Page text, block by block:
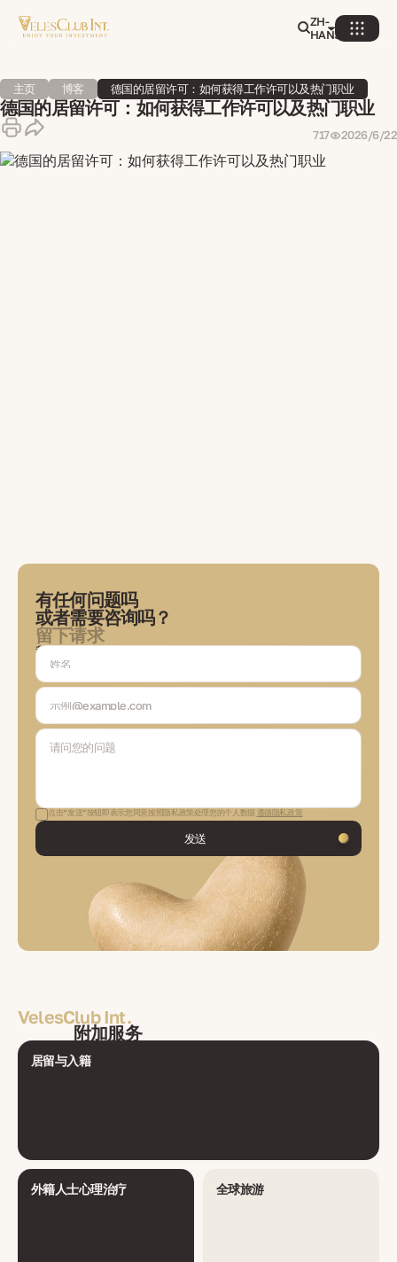
ZH-
HANS
主页 博客 德国的居留许可：如何获得工作许可以及热门职业
德国的居留许可：如何获得工作许可以及热门职业
717 2026/6/22
有任何问题吗
或者需要咨询吗？
留下请求
我们的专家将与您联系，讨论任务、选择解决方案，并在交易的各
个阶段与您保持联系。
点击“发送”按钮即表示您同意按照隐私政策处理您的个人数据 遵循隐私政策
发送
VelesClub Int.
附加服务
居留与入籍
外籍人士心理治疗 全球旅游